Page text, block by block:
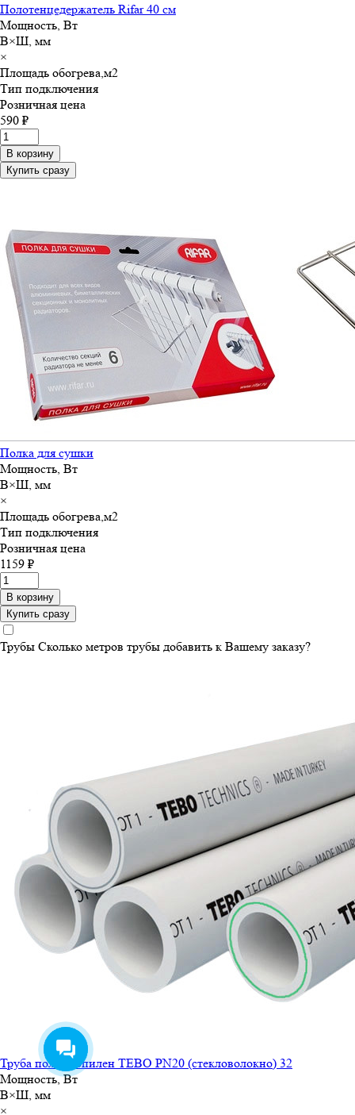
Полотенцедержатель Rifar 40 см
Мощность, Вт
В×Ш, мм
×
Площадь обогрева,м2
Тип подключения
Розничная цена
590 ₽
В корзину
Купить сразу
Полка для сушки
Мощность, Вт
В×Ш, мм
×
Площадь обогрева,м2
Тип подключения
Розничная цена
1159 ₽
В корзину
Купить сразу
Трубы Сколько метров трубы добавить к Вашему заказу?
Труба полипропилен TEBO PN20 (стекловолокно) 32
Мощность, Вт
В×Ш, мм
×